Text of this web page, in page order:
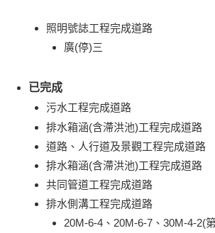
照明號誌工程完成道路
廣(停)三
已完成
污水工程完成道路
排水箱涵(含滯洪池)工程完成道路
道路、人行道及景觀工程完成道路
排水箱涵(含滯洪池)工程完成道路
共同管道工程完成道路
排水側溝工程完成道路
20M-6-4、20M-6-7、30M-4-2(